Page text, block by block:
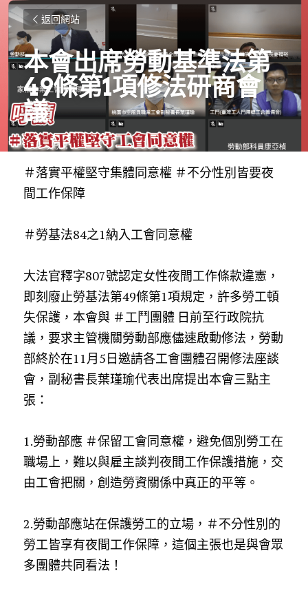
返回網站
本會出席勞動基準法第
49條第1項修法研商會
議
＃落實平權堅守集體同意權 ＃不分性別皆要夜
間工作保障
＃勞基法84之1納入工會同意權
大法官釋字807號認定女性夜間工作條款違憲，
即刻廢止勞基法第49條第1項規定，許多勞工頓
失保護，本會與 ＃工鬥團體 日前至行政院抗
議，要求主管機關勞動部應儘速啟動修法，勞動
部終於在11月5日邀請各工會團體召開修法座談
會，副秘書長葉瑾瑜代表出席提出本會三點主
張：
1.勞動部應 ＃保留工會同意權 ，避免個別勞工在
職場上，難以與雇主談判夜間工作保護措施，交
由工會把關，創造勞資關係中真正的平等。
2.勞動部應站在保護勞工的立場， ＃不分性別的
勞工皆享有夜間工作保障 ，這個主張也是與會眾
多團體共同看法！